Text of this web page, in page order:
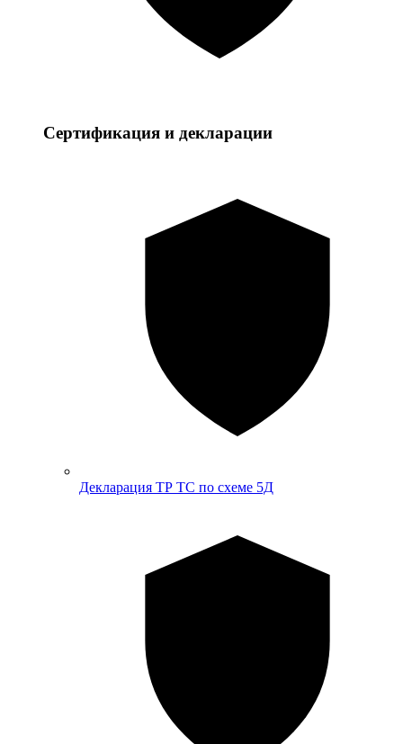
Сертификация и декларации
Декларация ТР ТС по схеме 5Д